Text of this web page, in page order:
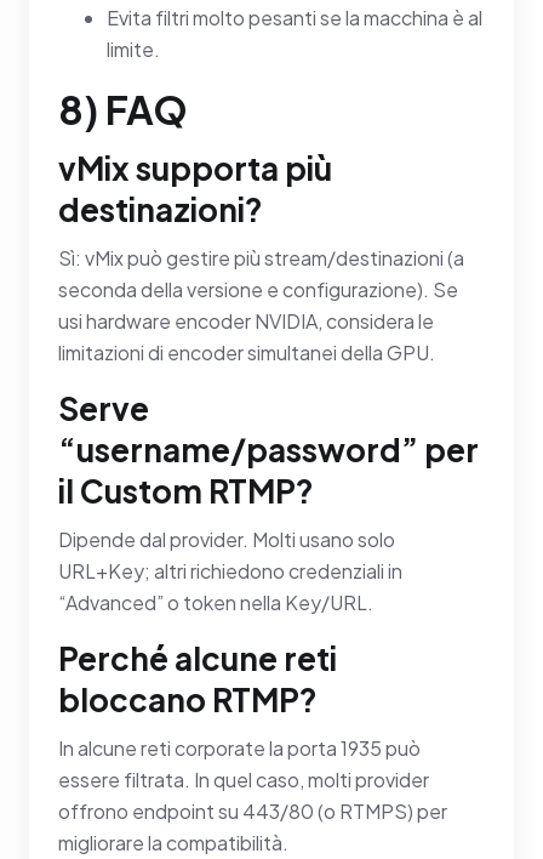
Evita filtri molto pesanti se la macchina è al
limite.
8) FAQ
vMix supporta più
destinazioni?
Sì: vMix può gestire più stream/destinazioni (a
seconda della versione e configurazione). Se
usi hardware encoder NVIDIA, considera le
limitazioni di encoder simultanei della GPU.
Serve
“username/password” per
il Custom RTMP?
Dipende dal provider. Molti usano solo
URL+Key; altri richiedono credenziali in
“Advanced” o token nella Key/URL.
Perché alcune reti
bloccano RTMP?
In alcune reti corporate la porta 1935 può
essere filtrata. In quel caso, molti provider
offrono endpoint su 443/80 (o RTMPS) per
migliorare la compatibilità.